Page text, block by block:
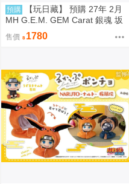
預購
【玩日藏】 預購 27年 2月
MH G.E.M. GEM Carat 銀魂 坂
田銀時 攘夷志士 代理版
售價 1780